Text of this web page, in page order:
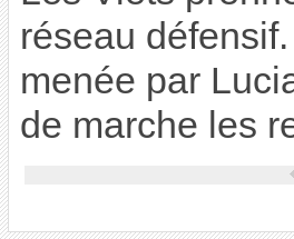
réseau
menée par
de marche les